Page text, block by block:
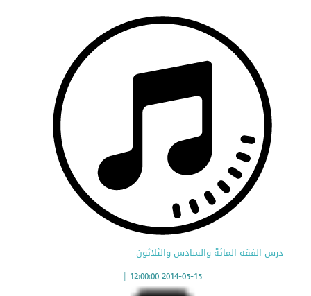
درس الفقه المائة والسادس والثلاثون
2014-05-15 12:00:00
|